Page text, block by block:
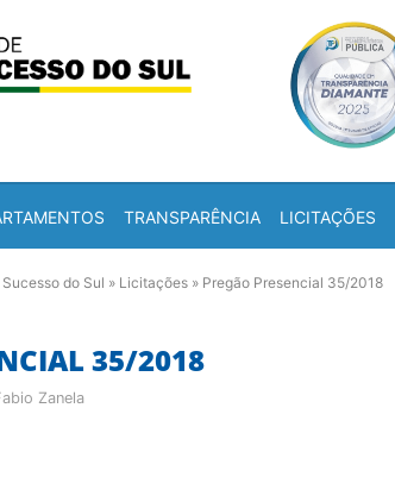
Aberta
TRANSPARÊNCIA LICITAÇÕES
do Sul » Licitações » Pregão Presencial 35/2018
35/2018
Zanela